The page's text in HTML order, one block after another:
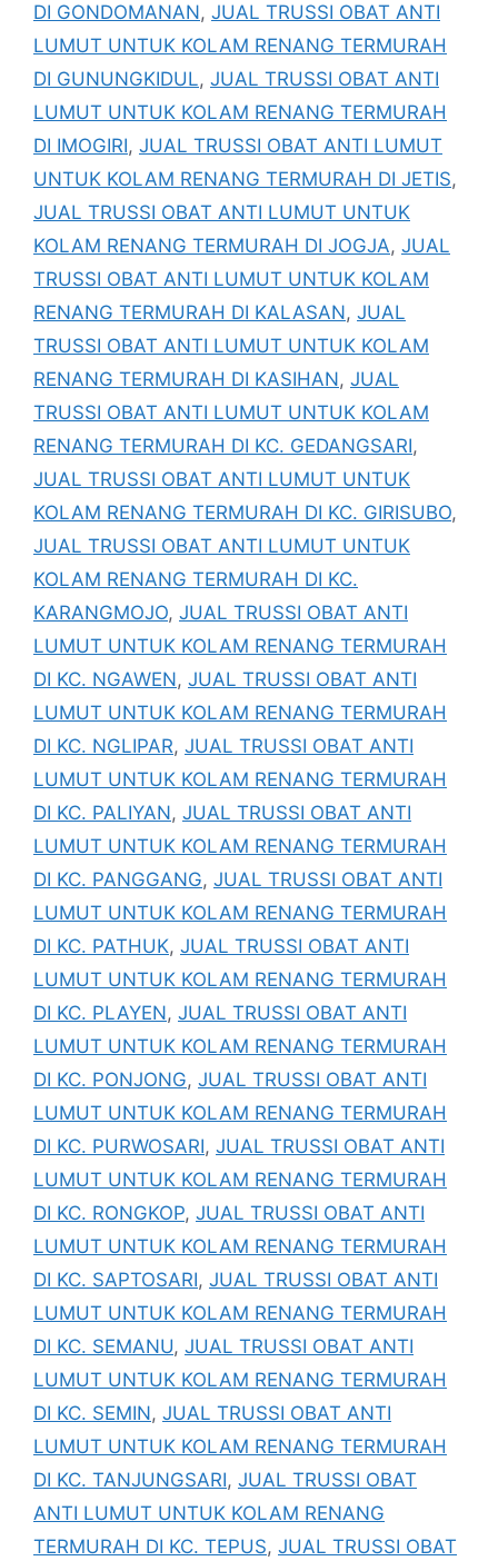
DI GONDOMANAN, JUAL TRUSSI OBAT ANTI
LUMUT UNTUK KOLAM RENANG TERMURAH
DI GUNUNGKIDUL, JUAL TRUSSI OBAT ANTI
LUMUT UNTUK KOLAM RENANG TERMURAH
DI IMOGIRI, JUAL TRUSSI OBAT ANTI LUMUT
UNTUK KOLAM RENANG TERMURAH DI JETIS,
JUAL TRUSSI OBAT ANTI LUMUT UNTUK
KOLAM RENANG TERMURAH DI JOGJA, JUAL
TRUSSI OBAT ANTI LUMUT UNTUK KOLAM
RENANG TERMURAH DI KALASAN, JUAL
TRUSSI OBAT ANTI LUMUT UNTUK KOLAM
RENANG TERMURAH DI KASIHAN, JUAL
TRUSSI OBAT ANTI LUMUT UNTUK KOLAM
RENANG TERMURAH DI KC. GEDANGSARI,
JUAL TRUSSI OBAT ANTI LUMUT UNTUK
KOLAM RENANG TERMURAH DI KC. GIRISUBO,
JUAL TRUSSI OBAT ANTI LUMUT UNTUK
KOLAM RENANG TERMURAH DI KC.
KARANGMOJO, JUAL TRUSSI OBAT ANTI
LUMUT UNTUK KOLAM RENANG TERMURAH
DI KC. NGAWEN, JUAL TRUSSI OBAT ANTI
LUMUT UNTUK KOLAM RENANG TERMURAH
DI KC. NGLIPAR, JUAL TRUSSI OBAT ANTI
LUMUT UNTUK KOLAM RENANG TERMURAH
DI KC. PALIYAN, JUAL TRUSSI OBAT ANTI
LUMUT UNTUK KOLAM RENANG TERMURAH
DI KC. PANGGANG, JUAL TRUSSI OBAT ANTI
LUMUT UNTUK KOLAM RENANG TERMURAH
DI KC. PATHUK, JUAL TRUSSI OBAT ANTI
LUMUT UNTUK KOLAM RENANG TERMURAH
DI KC. PLAYEN, JUAL TRUSSI OBAT ANTI
LUMUT UNTUK KOLAM RENANG TERMURAH
DI KC. PONJONG, JUAL TRUSSI OBAT ANTI
LUMUT UNTUK KOLAM RENANG TERMURAH
DI KC. PURWOSARI, JUAL TRUSSI OBAT ANTI
LUMUT UNTUK KOLAM RENANG TERMURAH
DI KC. RONGKOP, JUAL TRUSSI OBAT ANTI
LUMUT UNTUK KOLAM RENANG TERMURAH
DI KC. SAPTOSARI, JUAL TRUSSI OBAT ANTI
LUMUT UNTUK KOLAM RENANG TERMURAH
DI KC. SEMANU, JUAL TRUSSI OBAT ANTI
LUMUT UNTUK KOLAM RENANG TERMURAH
DI KC. SEMIN, JUAL TRUSSI OBAT ANTI
LUMUT UNTUK KOLAM RENANG TERMURAH
DI KC. TANJUNGSARI, JUAL TRUSSI OBAT
ANTI LUMUT UNTUK KOLAM RENANG
TERMURAH DI KC. TEPUS, JUAL TRUSSI OBAT